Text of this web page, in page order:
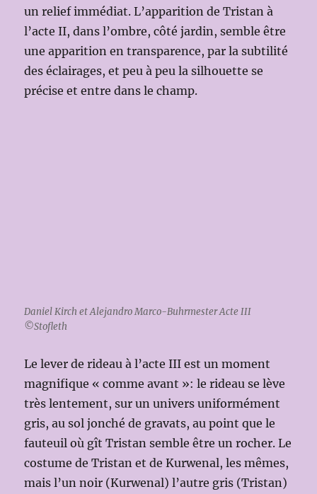
un relief immédiat. L’apparition de Tristan à
l’acte II, dans l’ombre, côté jardin, semble être
une apparition en transparence, par la subtilité
des éclairages, et peu à peu la silhouette se
précise et entre dans le champ.
Daniel Kirch et Alejandro Marco-Buhrmester Acte III
©Stofleth
Le lever de rideau à l’acte III est un moment
magnifique « comme avant »: le rideau se lève
très lentement, sur un univers uniformément
gris, au sol jonché de gravats, au point que le
fauteuil où gît Tristan semble être un rocher. Le
costume de Tristan et de Kurwenal, les mêmes,
mais l’un noir (Kurwenal) l’autre gris (Tristan)